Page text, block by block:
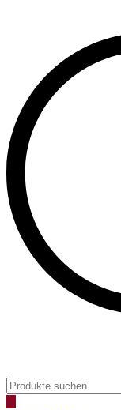
Products
search